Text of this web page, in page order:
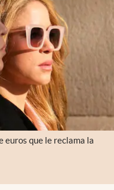
euros que le reclama la